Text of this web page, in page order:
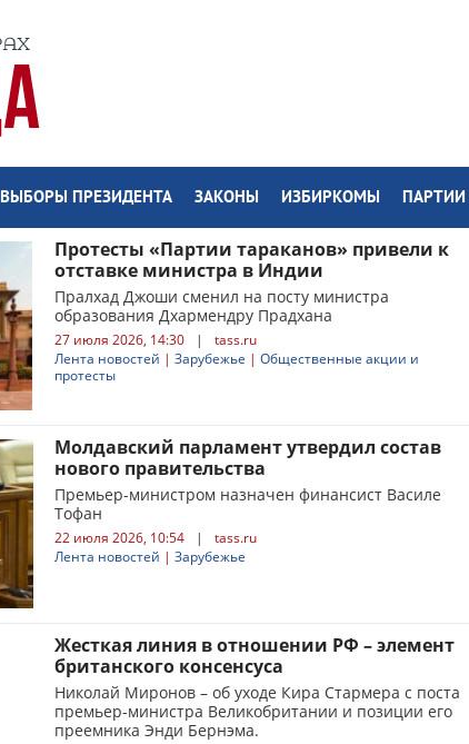
ВЫБОРЫ ПРЕЗИДЕНТА ЗАКОНЫ ИЗБИРКОМЫ ПАРТИИ
Протесты «Партии тараканов» привели к
отставке министра в Индии
Пралхад Джоши сменил на посту министра
образования Дхармендру Прадхана
27 июля 2026, 14:30 |
tass.ru
Лента новостей | Зарубежье | Общественные акции и
протесты
Молдавский парламент утвердил состав
нового правительства
Премьер-министром назначен финансист Василе
Тофан
22 июля 2026, 10:54 |
tass.ru
Лента новостей | Зарубежье
Жесткая линия в отношении РФ – элемент
британского консенсуса
Николай Миронов – об уходе Кира Стармера с поста
премьер-министра Великобритании и позиции его
преемника Энди Бернэма.